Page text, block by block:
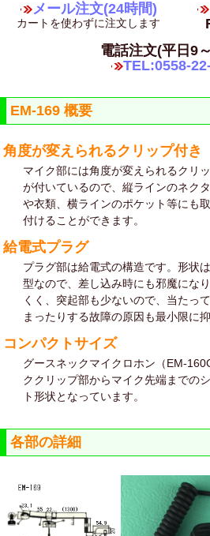
メール注文(24時間)
カートを使わずに注文します
電話注文(平日9
TEL:0558-
EM-169 概要
角度が変えられるクリップ付き
マイク部には角度が変えられるクリ
が付いているので、縦ラインのネク
や衣類、横ラインのポケット等にも
付けることができます。
給電式プラグ
プラグ部は給電式の構造です。形状は
型なので、差し込み時にも邪魔にな
くく、突起部も少ないので、当たっ
まったりする故障の原因も最小限に
コンパクトサイズ
グースネックマイクロホン（EM-
ククリップ部からマイク先端までの
ト形状となっています。
各部の詳細